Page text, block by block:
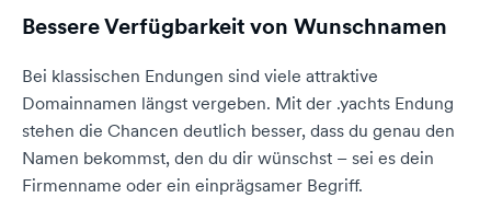
Bessere Verfügbarkeit von Wunschnamen
Bei klassischen Endungen sind viele attraktive
Domainnamen längst vergeben. Mit der .yachts Endung
stehen die Chancen deutlich besser, dass du genau den
Namen bekommst, den du dir wünschst – sei es dein
Firmenname oder ein einprägsamer Begriff.